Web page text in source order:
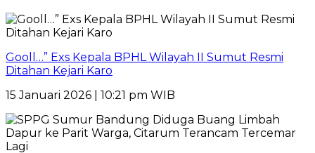
Gooll…” Exs Kepala BPHL Wilayah II Sumut Resmi
Ditahan Kejari Karo
15 Januari 2026 | 10:21 pm WIB